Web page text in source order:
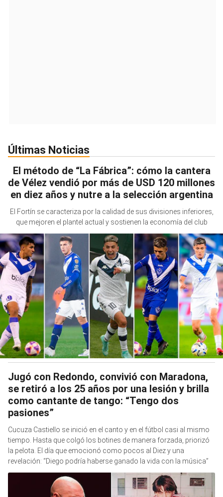
Últimas Noticias
El método de “La Fábrica”: cómo la cantera
de Vélez vendió por más de USD 120 millones
en diez años y nutre a la selección argentina
El Fortín se caracteriza por la calidad de sus divisiones inferiores,
que mejoren el plantel actual y sostienen la economía del club
Jugó con Redondo, convivió con Maradona,
se retiró a los 25 años por una lesión y brilla
como cantante de tango: “Tengo dos
pasiones”
Cucuza Castiello se inició en el canto y en el fútbol casi al mismo
tiempo. Hasta que colgó los botines de manera forzada, priorizó
la pelota. El día que emocionó como pocos al Diez y una
revelación: “Diego podría haberse ganado la vida con la música”